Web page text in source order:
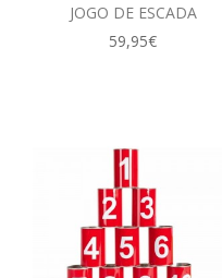
JOGO DE ESCADA
59,95€